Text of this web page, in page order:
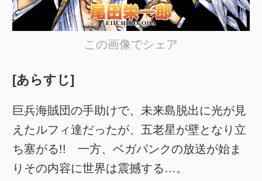
この画像でシェア
[あらすじ]
巨兵海賊団の手助けで、未来島脱出に光が見
えたルフィ達だったが、五老星が壁となり立
ち塞がる!! 一方、ベガパンクの放送が始ま
りその内容に世界は震撼する…。